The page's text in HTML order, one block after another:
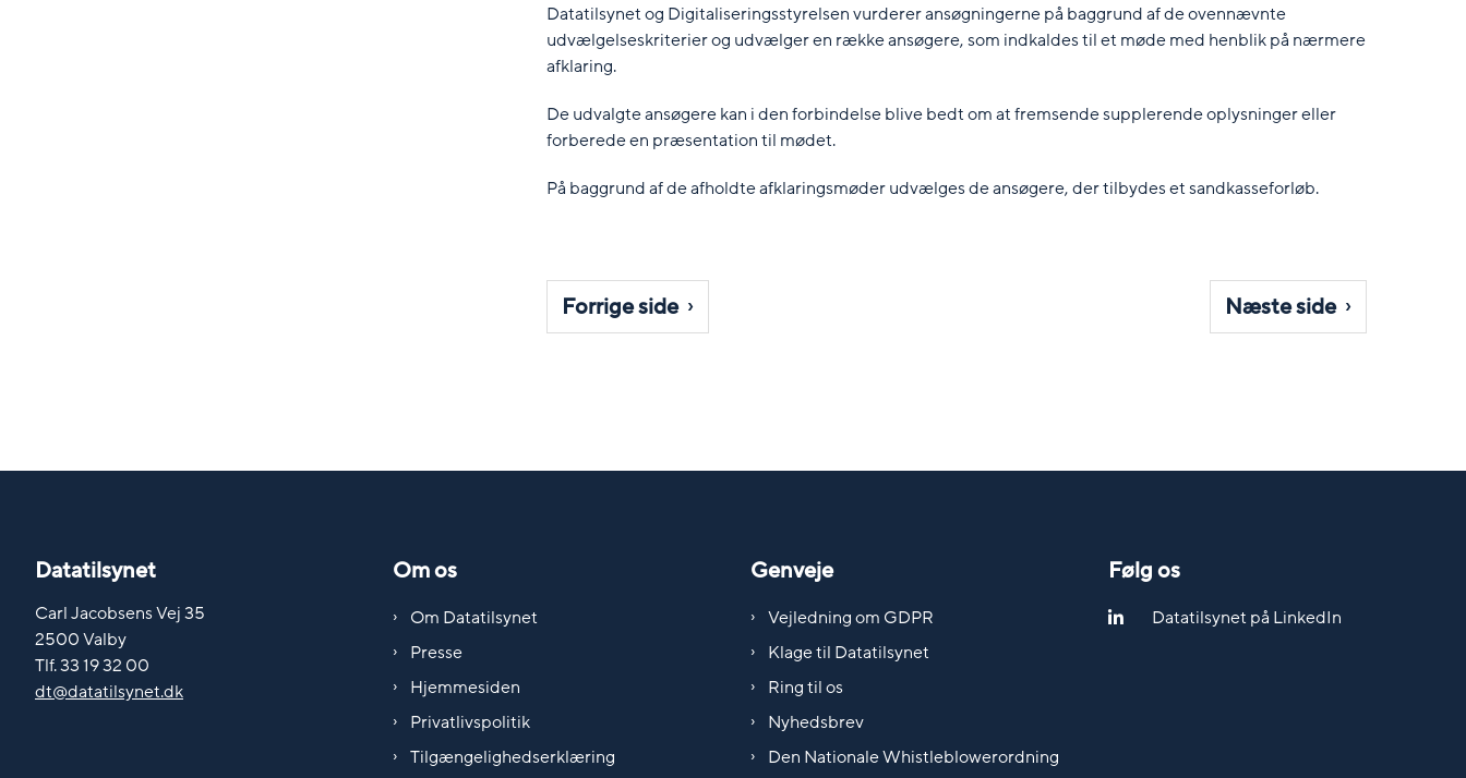
Datatilsynet og Digitaliseringsstyrelsen vurderer ansøgningerne på baggrund af de ovennævnte
udvælgelseskriterier og udvælger en række ansøgere, som indkaldes til et møde med henblik på nærmere
afklaring.
De udvalgte ansøgere kan i den forbindelse blive bedt om at fremsende supplerende oplysninger eller
forberede en præsentation til mødet.
På baggrund af de afholdte afklaringsmøder udvælges de ansøgere, der tilbydes et sandkasseforløb.
Forrige side Næste side
Datatilsynet
Carl Jacobsens Vej 35
2500 Valby
Tlf. 33 19 32 00
dt@datatilsynet.dk
Om os
Om Datatilsynet
Presse
Hjemmesiden
Privatlivspolitik
Tilgængelighedserklæring
Genveje
Vejledning om GDPR
Klage til Datatilsynet
Ring til os
Nyhedsbrev
Den Nationale Whistleblowerordning
Følg os
Datatilsynet på LinkedIn